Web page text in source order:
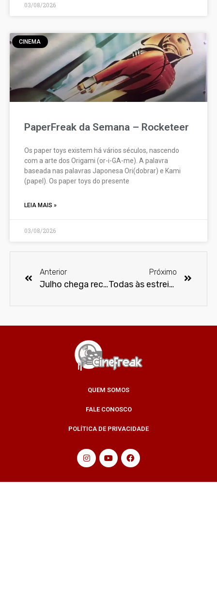
03/08/2026
CINEMA
PaperFreak da Semana – Rocketeer
Os paper toys existem há vários séculos, nascendo
com a arte dos Origami (or-i-GA-me). A palavra
baseada nas palavras Japonesa Ori(dobrar) e Kami
(papel). Os paper toys do presente
LEIA MAIS »
03/08/2026
Anterior
Julho chega recheado de novidades no Disney+
Próximo
Todas às estreias de julho no Paramount+
QUEM SOMOS
FALE CONOSCO
POLÍTICA DE PRIVACIDADE